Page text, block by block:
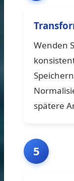
Wenden
spätere
5